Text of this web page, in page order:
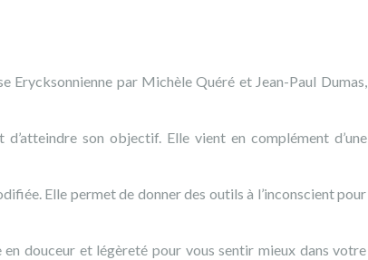
par Michèle Quéré et Jean-Paul Dumas,
son objectif. Elle vient en complément d’une
Elle permet de donner des outils à l’inconscient pour
en douceur et légèreté pour vous sentir mieux dans votre